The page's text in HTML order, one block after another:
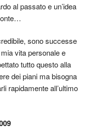
al passato e un’idea
sono successe
vita personale e
tutto questo alla
dei piani ma bisogna
rapidamente all’ultimo